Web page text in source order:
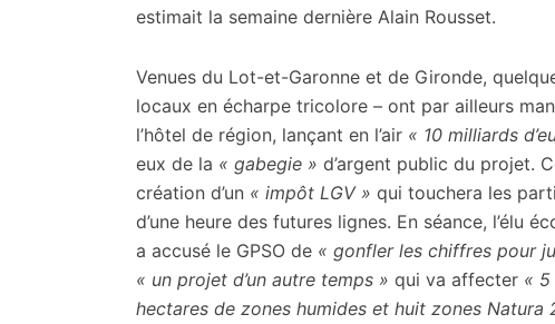
estimait la semaine dernière Alain Rousset.
Venues du Lot-et-Garonne et de Gironde,
locaux en écharpe tricolore – ont par ailleurs
l’hôtel de région, lançant en l’air « 10 milliards
eux de la « gabegie » d’argent public du projet.
création d’un « impôt LGV » qui touchera les
d’une heure des futures lignes. En séance, l’élu
a accusé le GPSO de « gonfler les chiffres pour
« un projet d’un autre temps » qui va affecter « 5
hectares de zones humides et huit zones Natura